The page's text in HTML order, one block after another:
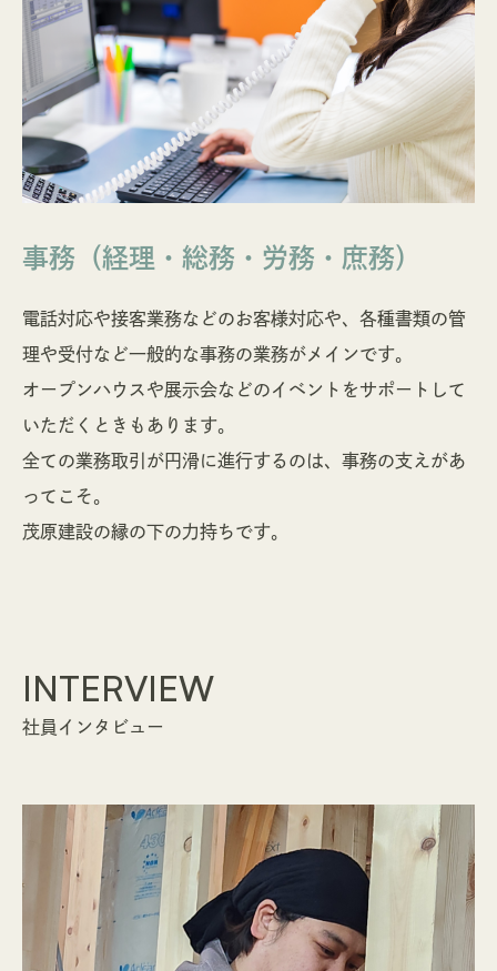
事務（経理・総務・労務・庶務）
電話対応や接客業務などのお客様対応や、各種書類の管
理や受付など一般的な事務の業務がメインです。
オープンハウスや展示会などのイベントをサポートして
いただくときもあります。
全ての業務取引が円滑に進行するのは、事務の支えがあ
ってこそ。
茂原建設の縁の下の力持ちです。
INTERVIEW
社員インタビュー